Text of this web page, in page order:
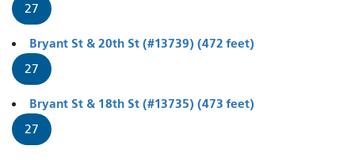
27
Bryant St & 20th St (#13739) (472 feet)
27
Bryant St & 18th St (#13735) (473 feet)
27